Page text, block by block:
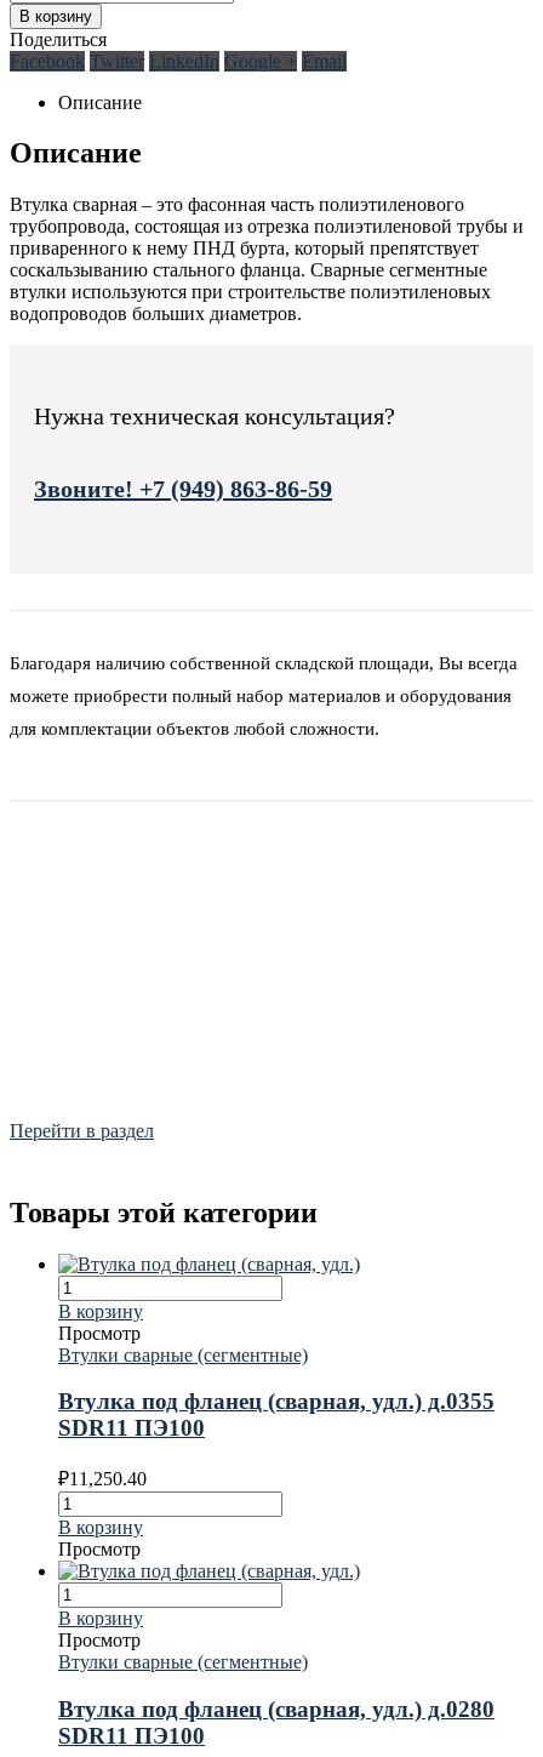
В корзину
Поделиться
Facebook Twitter LinkedIn Google + Email
Описание
Описание
Втулка сварная – это фасонная часть полиэтиленового
трубопровода, состоящая из отрезка полиэтиленовой трубы и
приваренного к нему ПНД бурта, который препятствует
соскальзыванию стального фланца. Сварные сегментные
втулки используются при строительстве полиэтиленовых
водопроводов больших диаметров.
Нужна техническая консультация?
Звоните! +7 (949) 863-86-59
Благодаря наличию собственной складской площади, Вы всегда
можете приобрести полный набор материалов и оборудования
для комплектации объектов любой сложности.
Перейти в раздел
Товары этой категории
В корзину
Просмотр
Втулки сварные (сегментные)
Втулка под фланец (сварная, удл.) д.0355
SDR11 ПЭ100
₽11,250.40
В корзину
Просмотр
В корзину
Просмотр
Втулки сварные (сегментные)
Втулка под фланец (сварная, удл.) д.0280
SDR11 ПЭ100